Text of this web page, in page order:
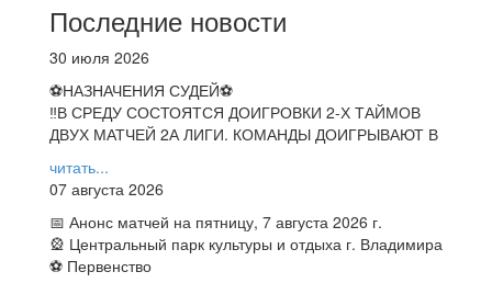
Последние новости
30 июля 2026
⚽НАЗНАЧЕНИЯ СУДЕЙ⚽
‼В СРЕДУ СОСТОЯТСЯ ДОИГРОВКИ 2-Х ТАЙМОВ
ДВУХ МАТЧЕЙ 2А ЛИГИ. КОМАНДЫ ДОИГРЫВАЮТ В
читать...
07 августа 2026
📅 Анонс матчей на пятницу, 7 августа 2026 г.
🎡 Центральный парк культуры и отдыха г. Владимира
⚽ Первенство